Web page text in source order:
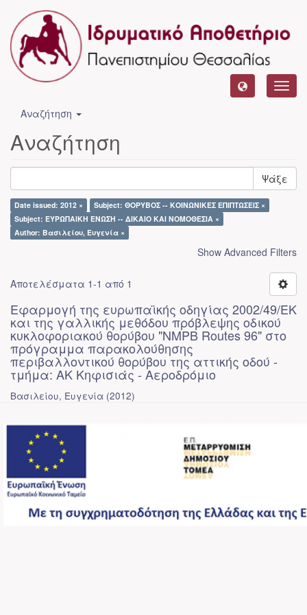
Αναζήτηση
Αναζήτηση
Ψάξε
Date issued: 2012 ×
Subject: ΘΟΡΥΒΟΣ -- ΚΟΙΝΩΝΙΚΕΣ ΕΠΙΠΤΩΣΕΙΣ ×
Subject: ΕΥΡΩΠΑΙΚΗ ΕΝΩΣΗ -- ΔΙΚΑΙΟ ΚΑΙ ΝΟΜΟΘΕΣΙΑ ×
Author: Βασιλείου, Ευγενία ×
Show Advanced Filters
Αποτελέσματα 1-1 από 1
Εφαρμογή της ευρωπαϊκής οδηγίας 2002/49/ΕΚ
και της γαλλικής μεθόδου πρόβλεψης οδικού
κυκλοφοριακού θορύβου "NMPB Routes 96" στο
πρόγραμμα παρακολούθησης
περιβαλλοντικού θορύβου της αττικής οδού -
τμήμα: ΑΚ Κηφισιάς - Αεροδρόμιο
Βασιλείου, Ευγενία (2012)